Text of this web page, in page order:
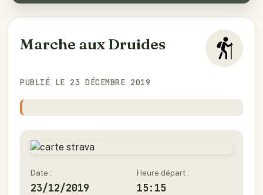
Marche aux Druides
PUBLIÉ LE 23 DÉCEMBRE 2019
Date :
23/12/2019
Heure départ :
15:15